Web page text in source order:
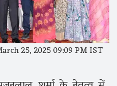
25, 2025 09:09 PM IST